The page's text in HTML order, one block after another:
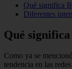
Qué significa
Diferentes
Qué
Como ya se
tendencia en las